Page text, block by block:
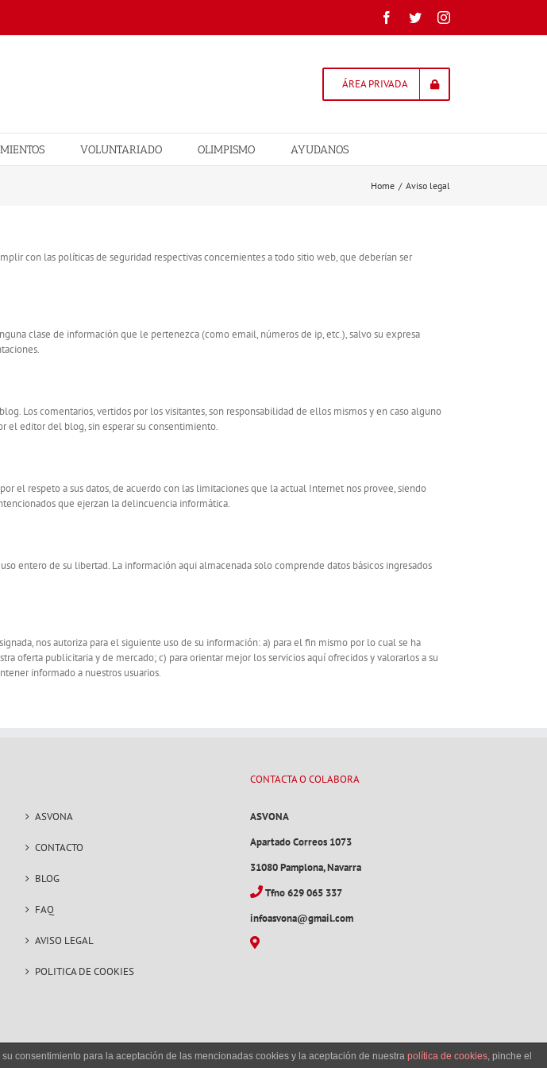
Facebook
TwitterInstagram
ÁREA PRIVADA
VOLUNTARIADO OLIMPISMO AYUDANOS
Home / Aviso legal
con las políticas de seguridad respectivas concernientes a todo sitio web, que deberían ser
clase de información que le pertenezca (como email, números de ip, etc.), salvo su expresa
Los comentarios, vertidos por los visitantes, son responsabilidad de ellos mismos y en caso alguno
el editor del blog, sin esperar su consentimiento.
el respeto a sus datos, de acuerdo con las limitaciones que la actual Internet nos provee, siendo
que ejerzan la delincuencia informática.
entero de su libertad. La información aqui almacenada solo comprende datos básicos ingresados
nos autoriza para el siguiente uso de su información: a) para el fin mismo por lo cual se ha
oferta publicitaria y de mercado; c) para orientar mejor los servicios aquí ofrecidos y valorarlos a su
informado a nuestros usuarios.
ASVONA
CONTACTO
BLOG
FAQ
AVISO LEGAL
POLITICA DE COOKIES
CONTACTA O COLABORA
ASVONA
Apartado Correos 1073
31080 Pamplona, Navarra
Tfno 629 065 337
infoasvona@gmail.com
consentimiento para la aceptación de las mencionadas cookies y la aceptación de nuestra política de cookies, pinche el